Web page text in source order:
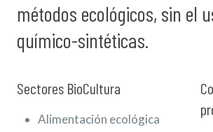
métodos ecológicos, sin el
químico-sintéticas.
Sectores BioCultura
Alimentación ecológica